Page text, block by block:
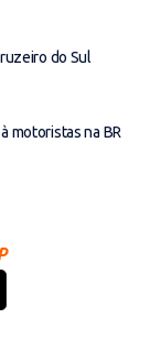
do Sul
motoristas na BR